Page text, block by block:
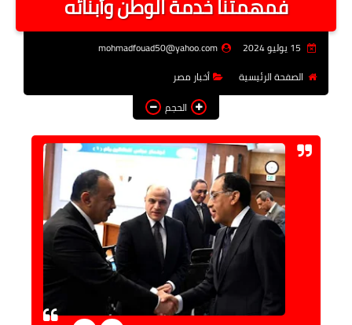
فن وثقافة
تعليم
توك شو
آراء وتحليلات
المزيد
فمهمتنا خدمة الوطن وأبنائه
mohmadfouad50@yahoo.com
الصفحة الرئيسية
أخبار مصر
الحجم